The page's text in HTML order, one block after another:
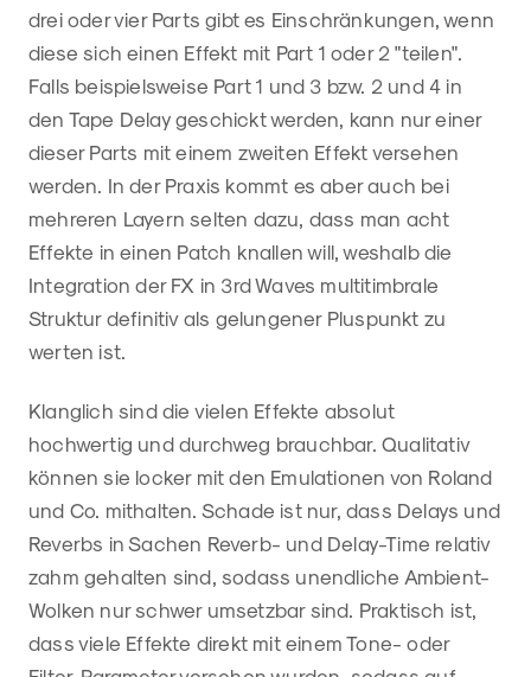
drei oder vier Parts gibt es Einschränkungen, wenn
diese sich einen Effekt mit Part 1 oder 2 "teilen".
Falls beispielsweise Part 1 und 3 bzw. 2 und 4 in
den Tape Delay geschickt werden, kann nur einer
dieser Parts mit einem zweiten Effekt versehen
werden. In der Praxis kommt es aber auch bei
mehreren Layern selten dazu, dass man acht
Effekte in einen Patch knallen will, weshalb die
Integration der FX in 3rd Waves multitimbrale
Struktur definitiv als gelungener Pluspunkt zu
werten ist.
Klanglich sind die vielen Effekte absolut
hochwertig und durchweg brauchbar. Qualitativ
können sie locker mit den Emulationen von Roland
und Co. mithalten. Schade ist nur, dass Delays und
Reverbs in Sachen Reverb- und Delay-Time relativ
zahm gehalten sind, sodass unendliche Ambient-
Wolken nur schwer umsetzbar sind. Praktisch ist,
dass viele Effekte direkt mit einem Tone- oder